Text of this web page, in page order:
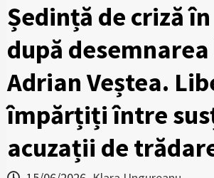
Ședință de criză
după
Adrian Veștea.
împărțiți între
acuzații de